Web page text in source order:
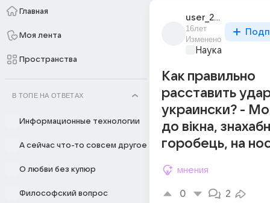
Главная
Моя лента
Пространства
В ТОПЕ НА ОТВЕТАХ
Информационные технологии
А сейчас что-то совсем другое
О любви без купюр
Философский вопрос
user_23927821
16лет
Изменено
Наука
Как правильно
расставить
украински? -
до вікна,
горобець, на
мнения
0 2